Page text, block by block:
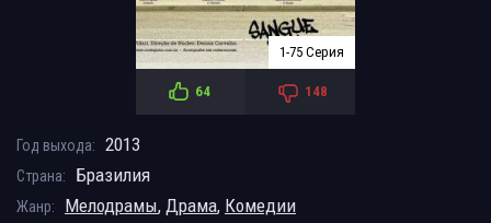
1-75 Серия
64 148
Год выхода: 2013
Страна: Бразилия
Жанр: Мелодрамы, Драма, Комедии